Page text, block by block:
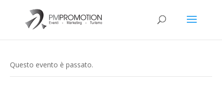
Questo evento è passato.